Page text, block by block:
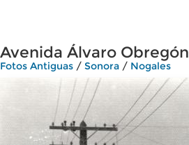
Avenida Álvaro Obregón
Fotos Antiguas / Sonora / Nogales